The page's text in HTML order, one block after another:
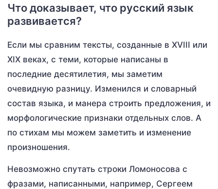
Что доказывает, что русский язык
развивается?
Если мы сравним тексты, созданные в XVIII или
XIX веках, с теми, которые написаны в
последние десятилетия, мы заметим
очевидную разницу. Изменился и словарный
состав языка, и манера строить предложения, и
морфологические признаки отдельных слов. А
по стихам мы можем заметить и изменение
произношения.
Невозможно спутать строки Ломоносова с
фразами, написанными, например, Сергеем